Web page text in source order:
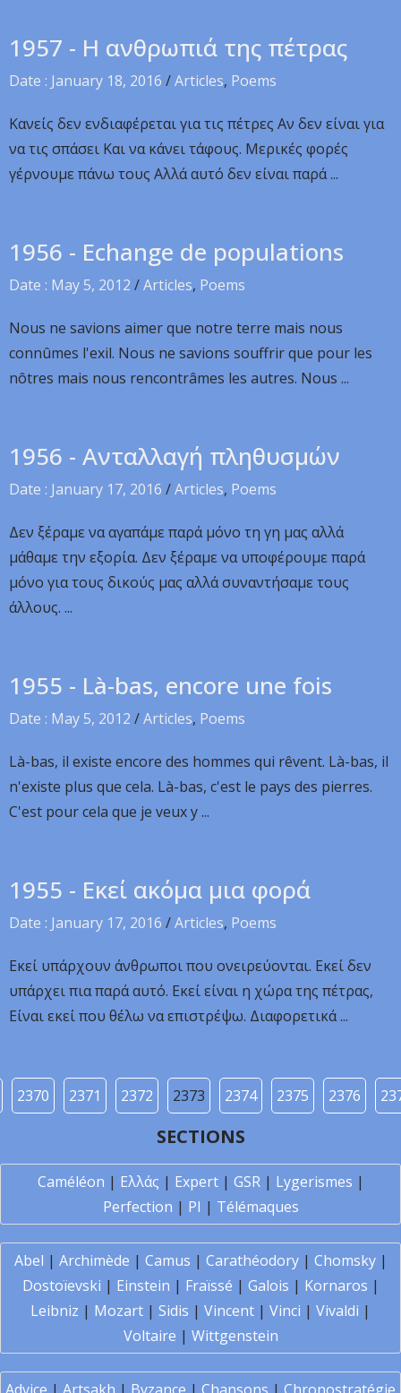
1957 - Η ανθρωπιά της πέτρας
Date : January 18, 2016 /Articles, Poems
Κανείς δεν ενδιαφέρεται για τις πέτρες Αν δεν είναι για
να τις σπάσει Και να κάνει τάφους. Μερικές φορές
γέρνουμε πάνω τους Αλλά αυτό δεν είναι παρά ...
1956 - Echange de populations
Date : May 5, 2012 /Articles, Poems
Nous ne savions aimer que notre terre mais nous
connûmes l'exil. Nous ne savions souffrir que pour les
nôtres mais nous rencontrâmes les autres. Nous ...
1956 - Ανταλλαγή πληθυσμών
Date : January 17, 2016 /Articles, Poems
Δεν ξέραμε να αγαπάμε παρά μόνο τη γη μας αλλά
μάθαμε την εξορία. Δεν ξέραμε να υποφέρουμε παρά
μόνο για τους δικούς μας αλλά συναντήσαμε τους
άλλους. ...
1955 - Là-bas, encore une fois
Date : May 5, 2012 /Articles, Poems
Là-bas, il existe encore des hommes qui rêvent. Là-bas, il
n'existe plus que cela. Là-bas, c'est le pays des pierres.
C'est pour cela que je veux y ...
1955 - Εκεί ακόμα μια φορά
Date : January 17, 2016 /Articles, Poems
Εκεί υπάρχουν άνθρωποι που ονειρεύονται. Εκεί δεν
υπάρχει πια παρά αυτό. Εκεί είναι η χώρα της πέτρας,
Είναι εκεί που θέλω να επιστρέψω. Διαφορετικά ...
2370 2371 2372 2373 2374 2375 2376
SECTIONS
Caméléon | Ελλάς | Expert| GSR| Lygerismes |
Perfection | PI | Télémaques
Abel | Archimède | Camus | Carathéodory| Chomsky|
Dostoïevski | Einstein | Fraïssé | Galois | Kornaros |
Leibniz | Mozart | Sidis | Vincent | Vinci | Vivaldi |
Voltaire | Wittgenstein